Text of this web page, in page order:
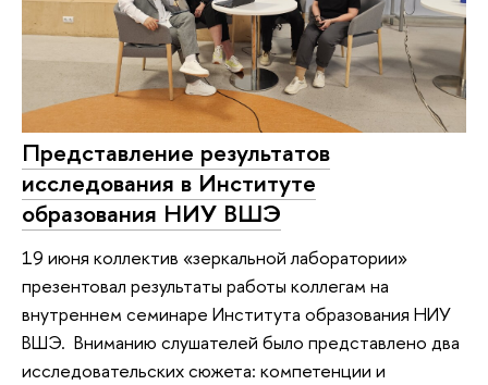
Представление результатов
исследования в Институте
образования НИУ ВШЭ
19 июня коллектив «зеркальной лаборатории»
презентовал результаты работы коллегам на
внутреннем семинаре Института образования НИУ
ВШЭ. Вниманию слушателей было представлено два
исследовательских сюжета: компетенции и